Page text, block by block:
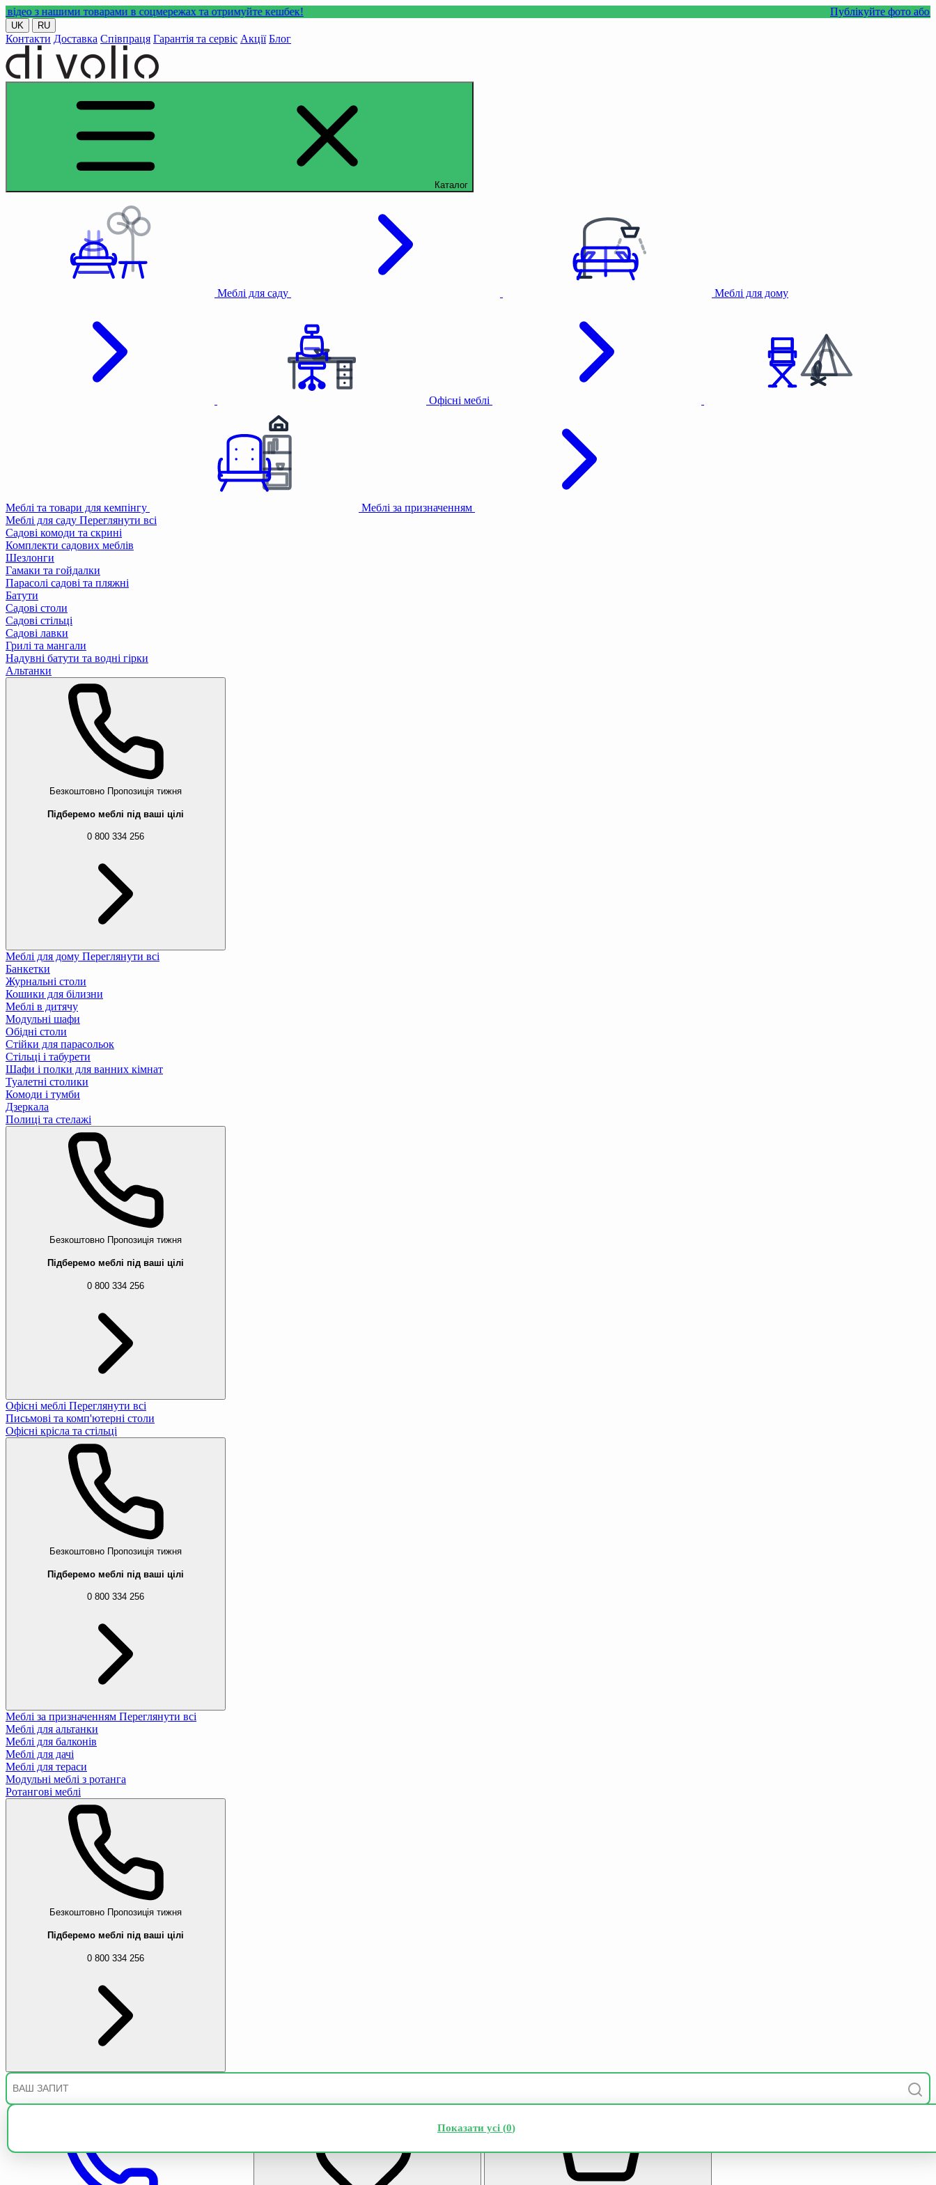
товарами в соцмережах та отримуйте кешбек! Публікуйте фото або відео з
UK RU
Контакти Доставка Співпраця Гарантія та сервіс Акції Блог
Каталог
Меблі для саду Меблі для дому
Офісні меблі
Меблі та товари для кемпінгу
Меблі за призначенням
Меблі для саду Переглянути всі
Садові комоди та скрині
Комплекти садових меблів
Шезлонги
Гамаки та гойдалки
Парасолі садові та пляжні
Батути
Садові столи
Садові стільці
Садові лавки
Грилі та мангали
Надувні батути та водні гірки
Альтанки
Безкоштовно Пропозиція тижня
Підберемо меблі під ваші цілі
0 800 334 256
Меблі для дому Переглянути всі
Банкетки
Журнальні столи
Кошики для білизни
Меблі в дитячу
Модульні шафи
Обідні столи
Стійки для парасольок
Стільці і табурети
Шафи і полки для ванних кімнат
Туалетні столики
Комоди і тумби
Дзеркала
Полиці та стелажі
Безкоштовно Пропозиція тижня
Підберемо меблі під ваші цілі
0 800 334 256
Офісні меблі Переглянути всі
Письмові та комп'ютерні столи
Офісні крісла та стільці
Безкоштовно Пропозиція тижня
Підберемо меблі під ваші цілі
0 800 334 256
Меблі за призначенням Переглянути всі
Меблі для альтанки
Меблі для балконів
Меблі для дачі
Меблі для тераси
Модульні меблі з ротанга
Ротангові меблі
Безкоштовно Пропозиція тижня
Підберемо меблі під ваші цілі
0 800 334 256
Показати усі (0
Вибачте, даний товар відсутній на складі
Ми підібрали для вас схожі товари
Комплект садових меблів Di Volio Matera Сірий/Світло-сірий
33 488 ₴36 737 ₴
27 888 ₴